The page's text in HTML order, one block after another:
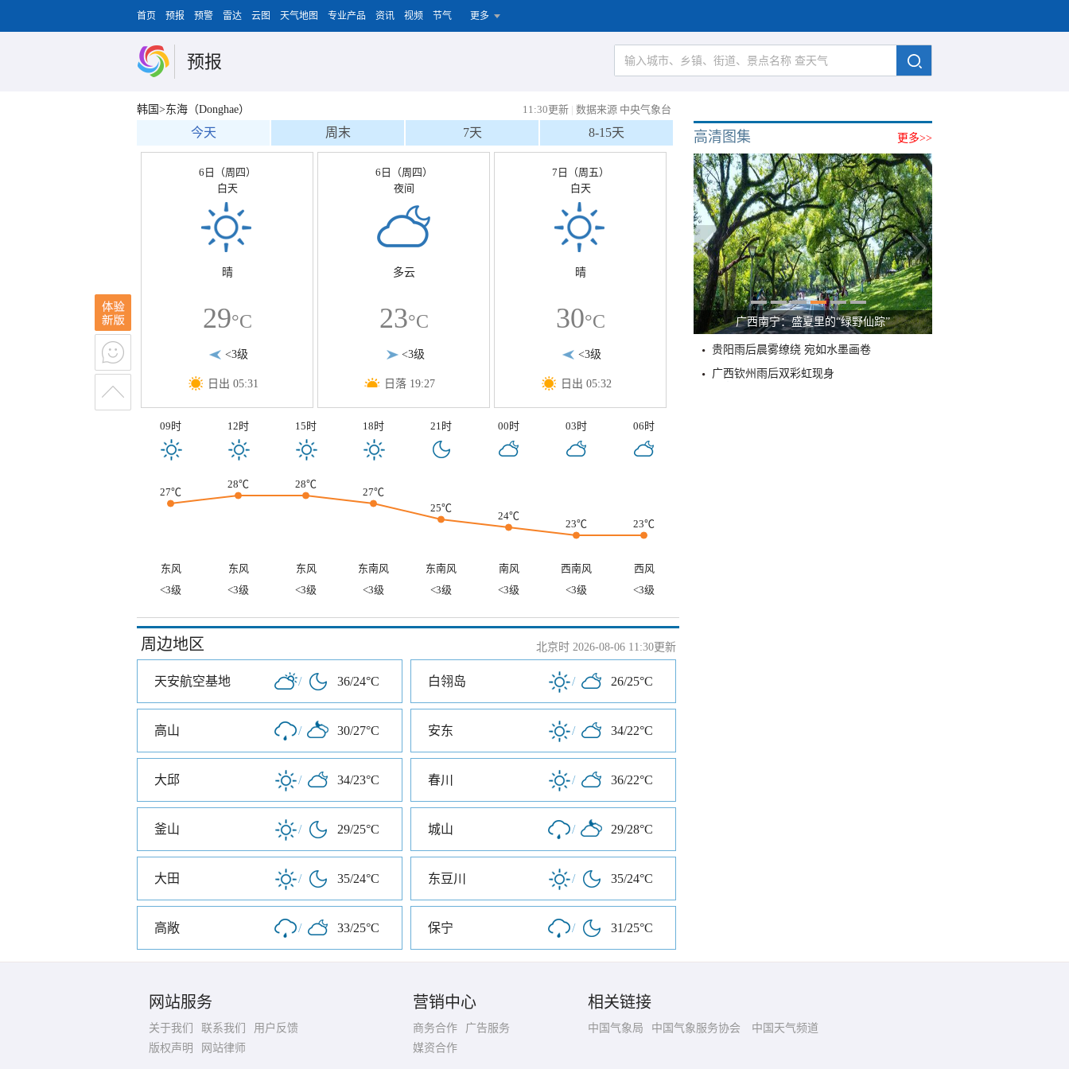
首页 预报 预警 雷达 云图 天气地图 专业产品 资讯 视频 节气 更多
预报
韩国>东海（Donghae） 11:30更新 | 数据来源 中央气象台
今天 周末 7天 8-15天
6日（周四）
白天
晴
29°C
<3级
日出 05:31
6日（周四）
夜间
多云
23°C
<3级
日落 19:27
7日（周五）
白天
晴
30°C
<3级
日出 05:32
09时 12时 15时 18时 21时 00时 03时 06时
27℃
28℃ 28℃
27℃
25℃
24℃
23℃ 23℃
东风 东风 东风 东南风 东南风 南风 西南风
西风
<3级
<3级 <3级 <3级 <3级 <3级 <3级 <3级
周边地区 北京时 2026-08-06 11:30更新
天安航空基地 / 36/24°C 白翎岛 / 26/25°C
高山 / 30/27°C 安东 / 34/22°C
大邱 / 34/23°C 春川 / 36/22°C
釜山 / 29/25°C 城山 / 29/28°C
大田 / 35/24°C 东豆川 / 35/24°C
高敞 / 33/25°C 保宁 / 31/25°C
更多>>
高清图集
广西南宁：盛夏里的“绿野仙踪”
贵阳雨后晨雾缭绕 宛如水墨画卷
广西钦州雨后双彩虹现身
网站服务
关于我们 联系我们
用户反馈
版权声明
网站律师
营销中心
商务合作
广告服务
媒资合作
相关链接
中国气象局 中国气象服务协会 中国天气频道